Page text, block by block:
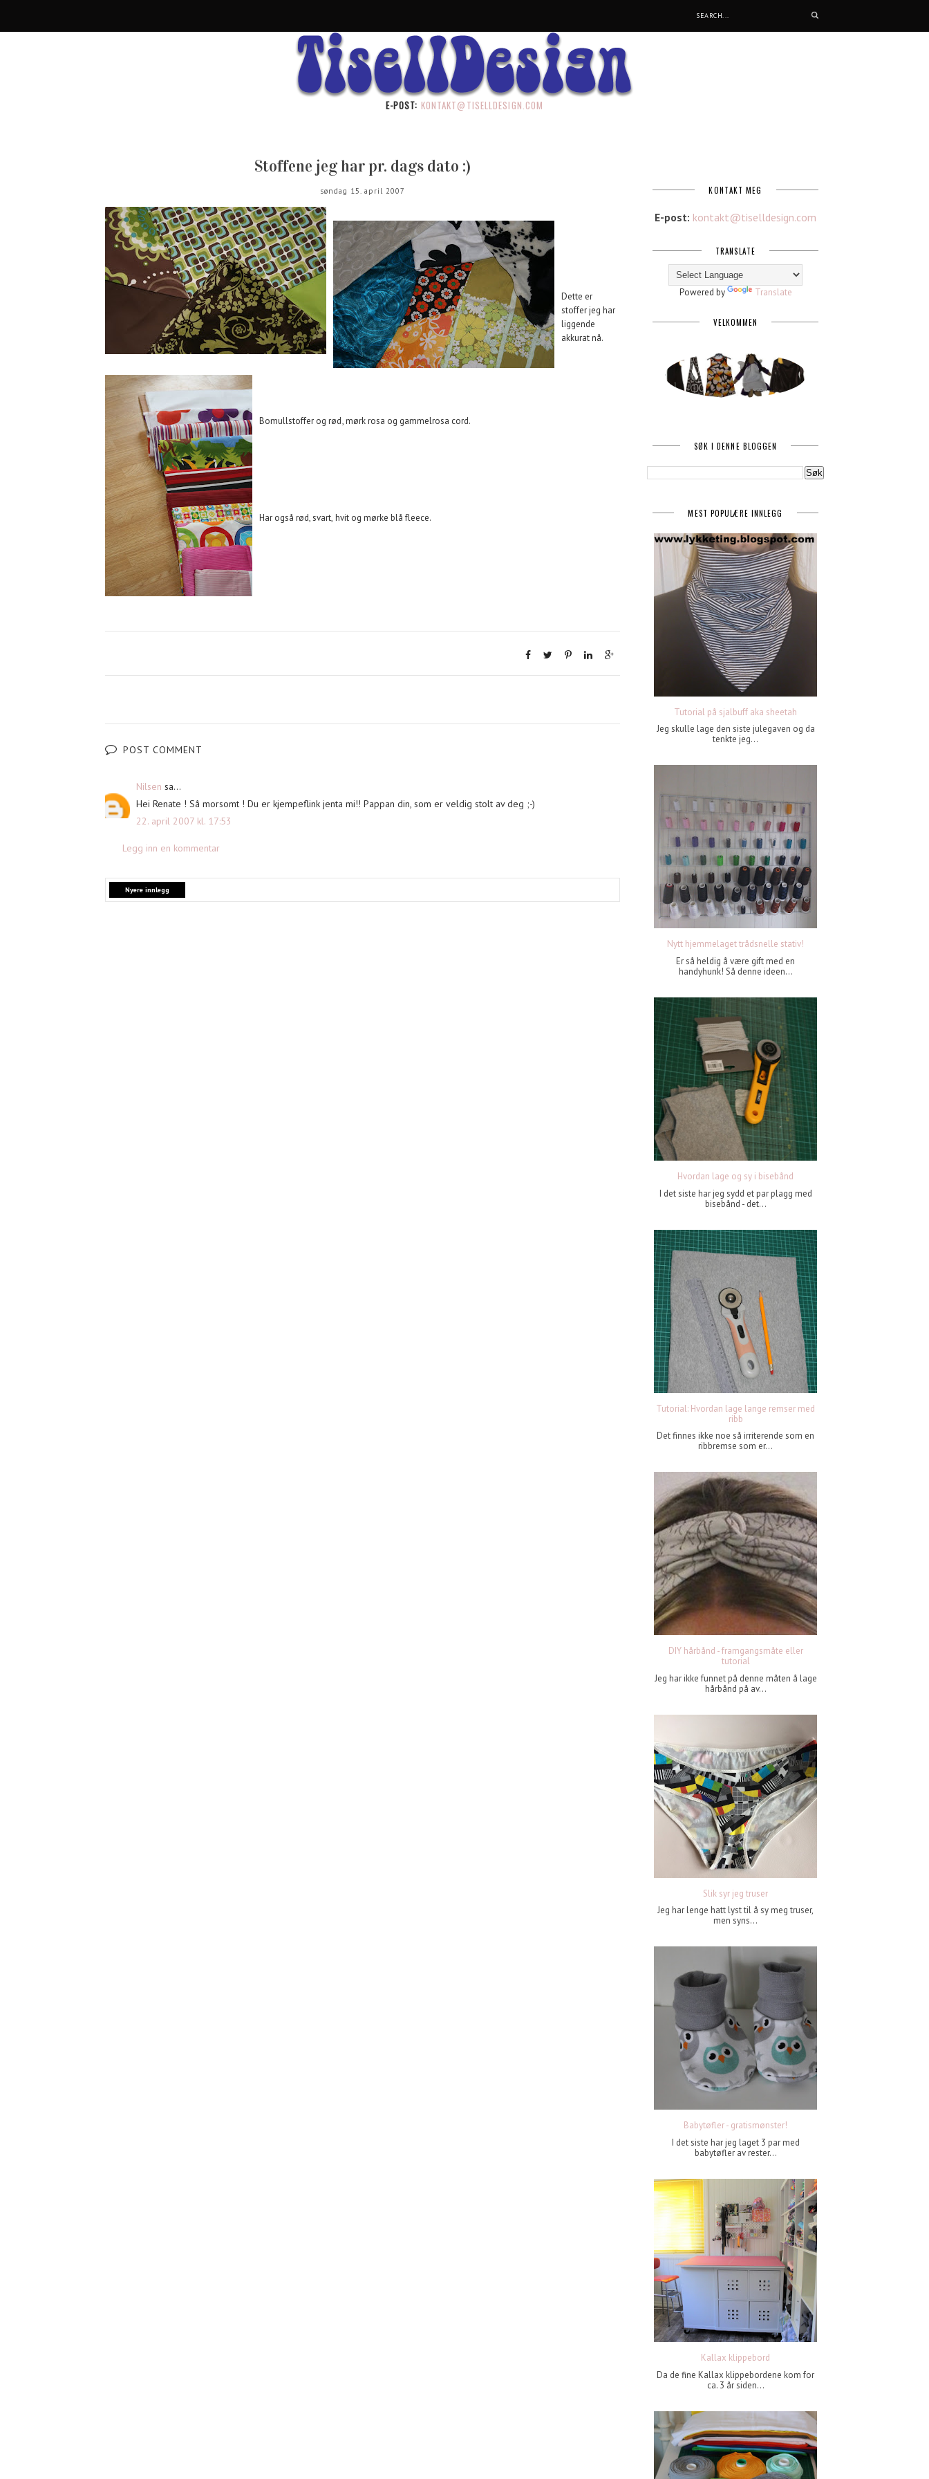
E-POST: KONTAKT@TISELLDESIGN.COM
Stoffene jeg har pr. dags dato :)
søndag 15. april 2007
Dette er
stoffer jeg har
liggende
akkurat nå.
Bomullstoffer og rød, mørk rosa og gammelrosa cord.
Har også rød, svart, hvit og mørke blå fleece.
POST COMMENT
Nilsen sa...
Hei Renate ! Så morsomt ! Du er kjempeflink jenta mi!! Pappan din, som er veldig stolt av deg ;-)
22. april 2007 kl. 17:53
Legg inn en kommentar
Nyere innlegg
KONTAKT MEG
E-post: kontakt@tiselldesign.com
TRANSLATE
Powered by Translate
VELKOMMEN
SØK I DENNE BLOGGEN
MEST POPULÆRE INNLEGG
Tutorial på sjalbuff aka sheetah
Jeg skulle lage den siste julegaven og da
tenkte jeg...
Nytt hjemmelaget trådsnelle stativ!
Er så heldig å være gift med en
handyhunk! Så denne ideen...
Hvordan lage og sy i bisebånd
I det siste har jeg sydd et par plagg med
bisebånd - det...
Tutorial: Hvordan lage lange remser med
ribb
Det finnes ikke noe så irriterende som en
ribbremse som er...
DIY hårbånd - framgangsmåte eller
tutorial
Jeg har ikke funnet på denne måten å lage
hårbånd på av...
Slik syr jeg truser
Jeg har lenge hatt lyst til å sy meg truser,
men syns...
Babytøfler - gratismønster!
I det siste har jeg laget 3 par med
babytøfler av rester...
Kallax klippebord
Da de fine Kallax klippebordene kom for
ca. 3 år siden...